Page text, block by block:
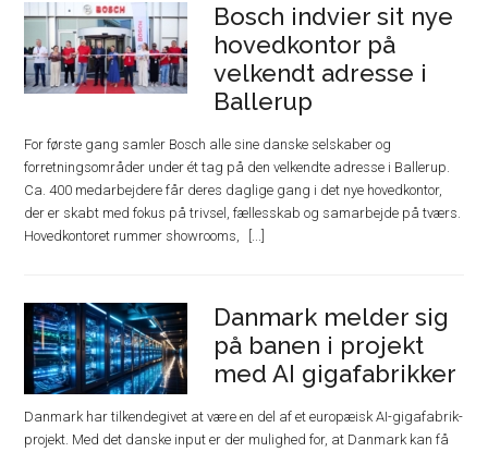
Bosch indvier sit nye
hovedkontor på
velkendt adresse i
Ballerup
For første gang samler Bosch alle sine danske selskaber og
forretningsområder under ét tag på den velkendte adresse i Ballerup.
Ca. 400 medarbejdere får deres daglige gang i det nye hovedkontor,
der er skabt med fokus på trivsel, fællesskab og samarbejde på tværs.
Hovedkontoret rummer showrooms,
Danmark melder sig
på banen i projekt
med AI gigafabrikker
Danmark har tilkendegivet at være en del af et europæisk AI-gigafabrik-
projekt. Med det danske input er der mulighed for, at Danmark kan få